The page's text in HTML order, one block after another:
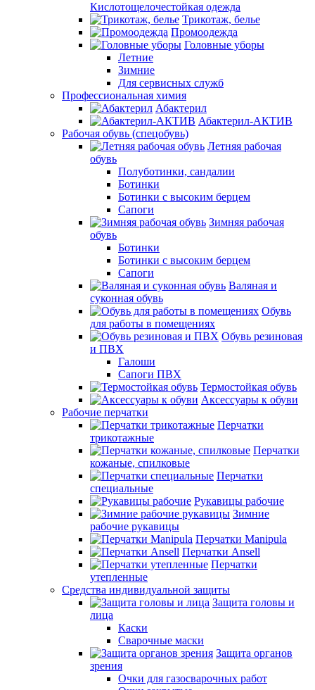
Кислотощелочестойкая одежда
Трикотаж, белье
Промоодежда
Головные уборы
Летние
Зимние
Для сервисных служб
Профессиональная химия
Абактерил
Абактерил-АКТИВ
Рабочая обувь (спецобувь)
Летняя рабочая
обувь
Полуботинки, сандалии
Ботинки
Ботинки с высоким берцем
Сапоги
Зимняя рабочая
обувь
Ботинки
Ботинки с высоким берцем
Сапоги
Валяная и
суконная обувь
Обувь
для работы в помещениях
Обувь резиновая
и ПВХ
Галоши
Сапоги ПВХ
Термостойкая обувь
Аксессуары к обуви
Рабочие перчатки
Перчатки
трикотажные
Перчатки
кожаные, спилковые
Перчатки
специальные
Рукавицы рабочие
Зимние
рабочие рукавицы
Перчатки Manipula
Перчатки Ansell
Перчатки
утепленные
Средства индивидуальной защиты
Защита головы и
лица
Каски
Сварочные маски
Защита органов
зрения
Очки для газосварочных работ